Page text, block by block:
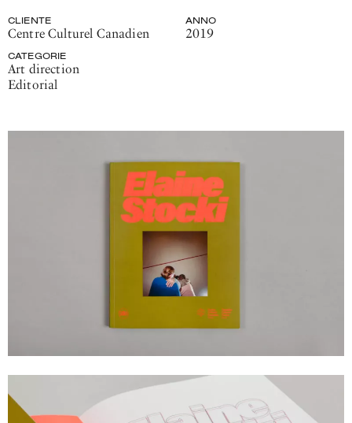
CLIENTE
Centre Culturel Canadien
CATEGORIE
Art direction
Editorial
ANNO
2019